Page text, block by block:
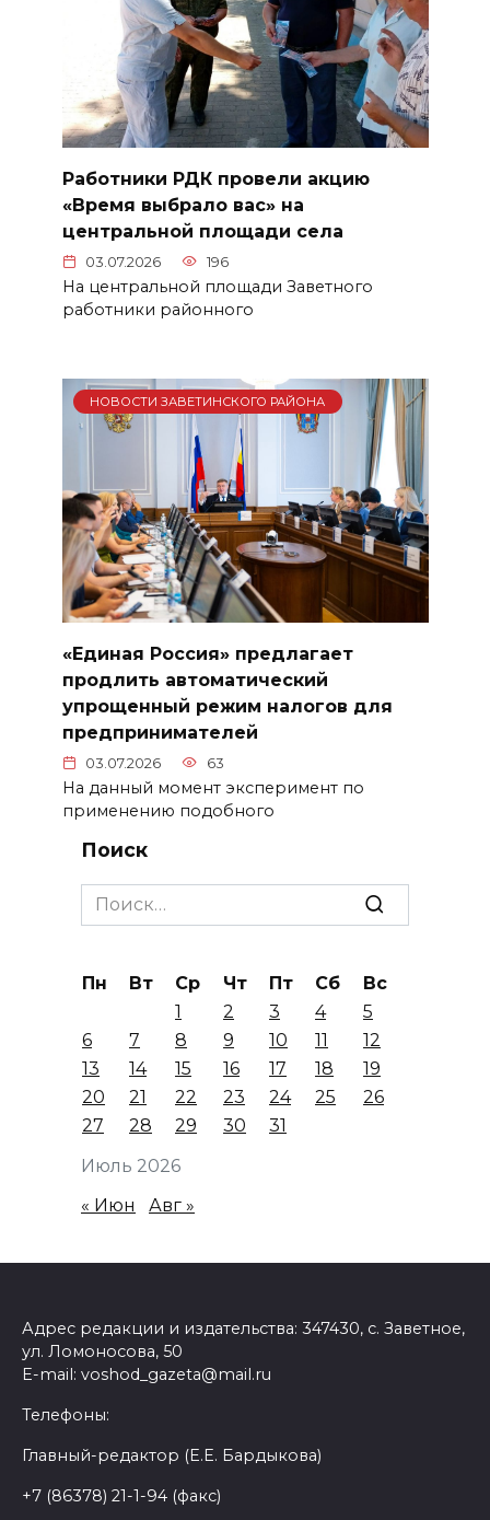
Работники РДК провели акцию
«Время выбрало вас» на
центральной площади села
03.07.2026 196
На центральной площади Заветного
работники районного
НОВОСТИ ЗАВЕТИНСКОГО РАЙОНА
«Единая Россия» предлагает
продлить автоматический
упрощенный режим налогов для
предпринимателей
03.07.2026 63
На данный момент эксперимент по
применению подобного
Поиск
Search
for:
Июль 2026
Пн Вт Ср Чт Пт Сб
Вс
1
2 3 4
5
6
7 8 9 10 11
12
13
14 15 16 17 18
19
20
21 22 23 24 25
26
27
28 29 30 31
« Июн Авг »
Адрес редакции и издательства: 347430, с. Заветное,
ул. Ломоносова, 50
E-mail: voshod_gazeta@mail.ru
Телефоны:
Главный-редактор (Е.Е. Бардыкова)
+7 (86378) 21-1-94 (факс)